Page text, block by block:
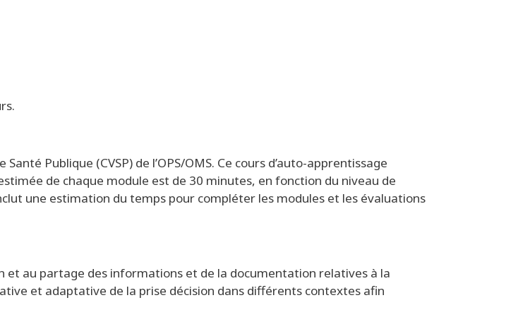
Publique (CVSP) de l’OPS/OMS. Ce cours d’auto-apprentissage
de chaque module est de 30 minutes, en fonction du niveau de
une estimation du temps pour compléter les modules et les évaluations
et au partage des informations et de la documentation relatives à la
et adaptative de la prise décision dans différents contextes afin